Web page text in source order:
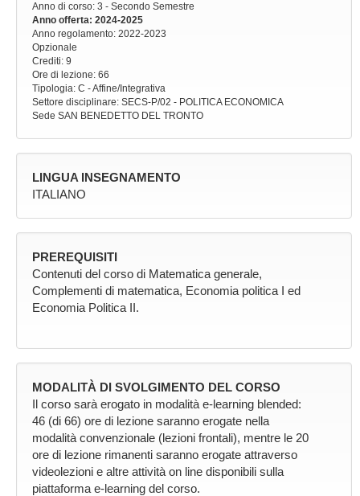
Anno di corso: 3 - Secondo Semestre
Anno offerta: 2024-2025
Anno regolamento: 2022-2023
Opzionale
Crediti: 9
Ore di lezione: 66
Tipologia: C - Affine/Integrativa
Settore disciplinare: SECS-P/02 - POLITICA ECONOMICA
Sede SAN BENEDETTO DEL TRONTO
LINGUA INSEGNAMENTO
ITALIANO
PREREQUISITI
Contenuti del corso di Matematica generale,
Complementi di matematica, Economia politica I ed
Economia Politica II.
MODALITÀ DI SVOLGIMENTO DEL CORSO
Il corso sarà erogato in modalità e-learning blended:
46 (di 66) ore di lezione saranno erogate nella
modalità convenzionale (lezioni frontali), mentre le 20
ore di lezione rimanenti saranno erogate attraverso
videolezioni e altre attività on line disponibili sulla
piattaforma e-learning del corso.